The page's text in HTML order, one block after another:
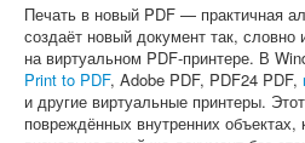
Печать в новый PDF — практичная
создаёт новый документ так,
на виртуальном PDF-принтере. В
Print to PDF, Adobe PDF, PDF24 PDF,
и другие виртуальные принтеры.
повреждённых внутренних объектах,